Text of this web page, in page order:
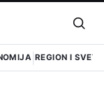
REGION I SVET